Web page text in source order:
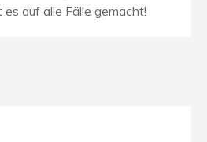
es auf alle Fälle gemacht!